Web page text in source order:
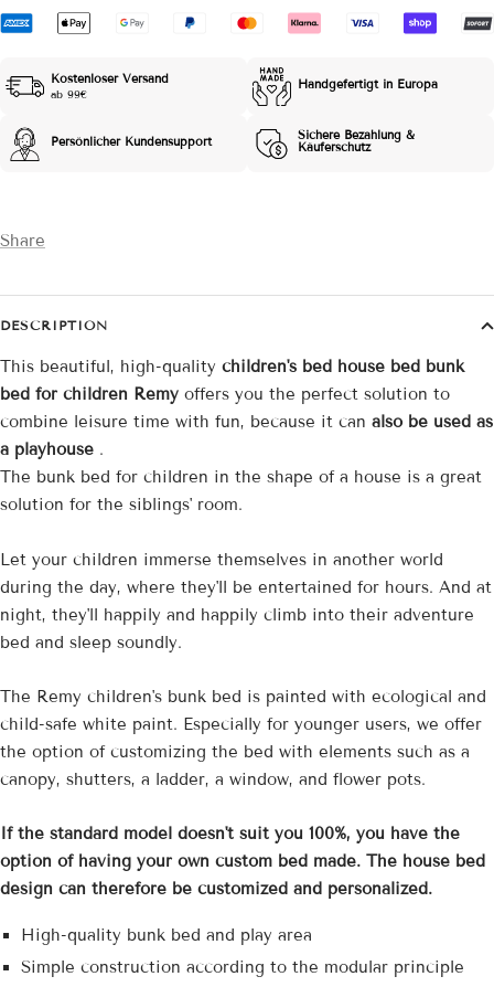
Kostenloser Versand
ab 99€
Handgefertigt in Europa
Persönlicher Kundensupport Sichere Bezahlung &
Käuferschutz
Share
DESCRIPTION
This beautiful, high-quality children's bed house bed bunk
bed for children Remy offers you the perfect solution to
combine leisure time with fun, because it can also be used as
a playhouse .
The bunk bed for children in the shape of a house is a great
solution for the siblings' room.
Let your children immerse themselves in another world
during the day, where they'll be entertained for hours. And at
night, they'll happily and happily climb into their adventure
bed and sleep soundly.
The Remy children's bunk bed is painted with ecological and
child-safe white paint. Especially for younger users, we offer
the option of customizing the bed with elements such as a
canopy, shutters, a ladder, a window, and flower pots.
If the standard model doesn't suit you 100%, you have the
option of having your own custom bed made. The house bed
design can therefore be customized and personalized.
High-quality bunk bed and play area
Simple construction according to the modular principle